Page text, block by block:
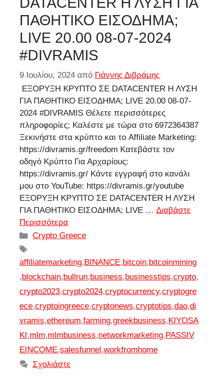
ΠΑΘΗΤΙΚΟ ΕΙΣΟΔΗΜΑ;
LIVE 20.00 08-07-2024
#DIVRAMIS
9 Ιουλίου, 2024 από Γιάννης Διβράμης
ΕΞΟΡΥΞΗ ΚΡΥΠΤΟ ΣΕ DATACENTER Η ΛΥΣΗ
ΓΙΑ ΠΑΘΗΤΙΚΟ ΕΙΣΟΔΗΜΑ; LIVE 20.00 08-07-
2024 #DIVRAMIS Θέλετε περισσότερες
πληροφορίες; Καλέστε με τώρα στο 6972364387
Ξεκινήστε στα κρύπτο και το Affiliate Marketing:
https://divramis.gr/freedom Κατεβάστε τον
οδηγό Κρύπτο Για Αρχαρίους:
https://divramis.gr/ Κάντε εγγραφή στο κανάλι
μου στο YouTube: https://divramis.gr/youtube
ΕΞΟΡΥΞΗ ΚΡΥΠΤΟ ΣΕ DATACENTER Η ΛΥΣΗ
ΓΙΑ ΠΑΘΗΤΙΚΟ ΕΙΣΟΔΗΜΑ; LIVE … Διαβάστε
Περισσότερα
Κατηγορίες
Crypto Greece
affiliatemarketing, BINANCE,bitcoin,bitcoinmining
,blockchain,bullrun,business,businesstips,crypto,
crypto2023,crypto2024,cryptocurrency,cryptogre
ece,cryptoingreece,cryptonews,cryptotips,dao,di
vramis,ethereum,farming,greekbusiness, KIYOSA
KI ,mlm,mlmbusiness,networkmarketing, PASSIV
EINCOME,salesfunnel ,workfromhome
Σχολιάστε